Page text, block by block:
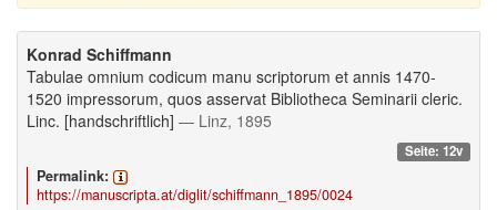
Konrad Schiffmann
Tabulae omnium codicum manu scriptorum et annis 1470-
1520 impressorum, quos asservat Bibliotheca Seminarii cleric.
Linc. [handschriftlich] — Linz, 1895
Seite: 12v
Permalink:
https://manuscripta.at/diglit/schiffmann_1895/0024